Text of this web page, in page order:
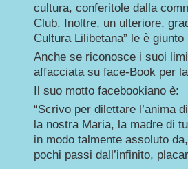
cultura, conferitole dalla
Club. Inoltre, un ulteriore,
Cultura Lilibetana” le è
Anche se riconosce i suoi
affacciata su face-Book per
Il suo motto facebookiano è:
“Scrivo per dilettare l’anima
la nostra Maria, la madre di
in modo talmente assoluto
pochi passi dall’infinito,